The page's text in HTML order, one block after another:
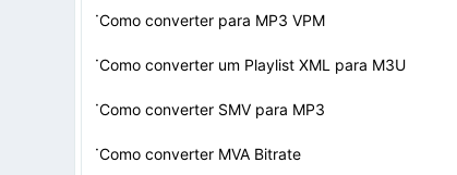
·Como converter para MP3 VPM
·Como converter um Playlist XML para M3U
·Como converter SMV para MP3
·Como converter MVA Bitrate